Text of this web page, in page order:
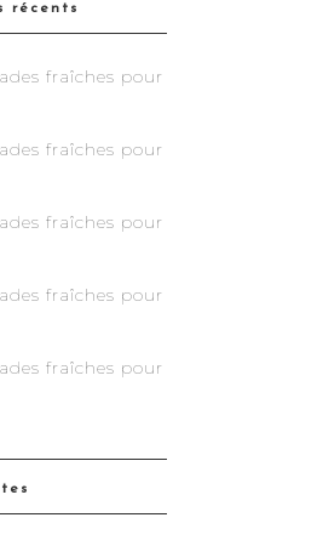
récents
fraîches pour
fraîches pour
fraîches pour
fraîches pour
fraîches pour